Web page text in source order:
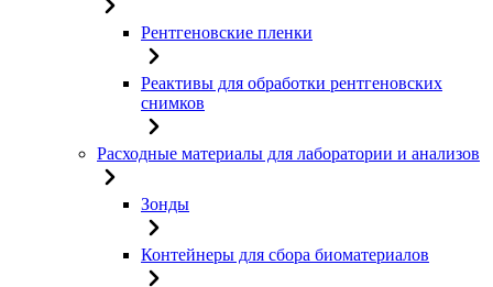
Рентгеновские пленки
Реактивы для обработки рентгеновских
снимков
Расходные материалы для лаборатории и анализов
Зонды
Контейнеры для сбора биоматериалов